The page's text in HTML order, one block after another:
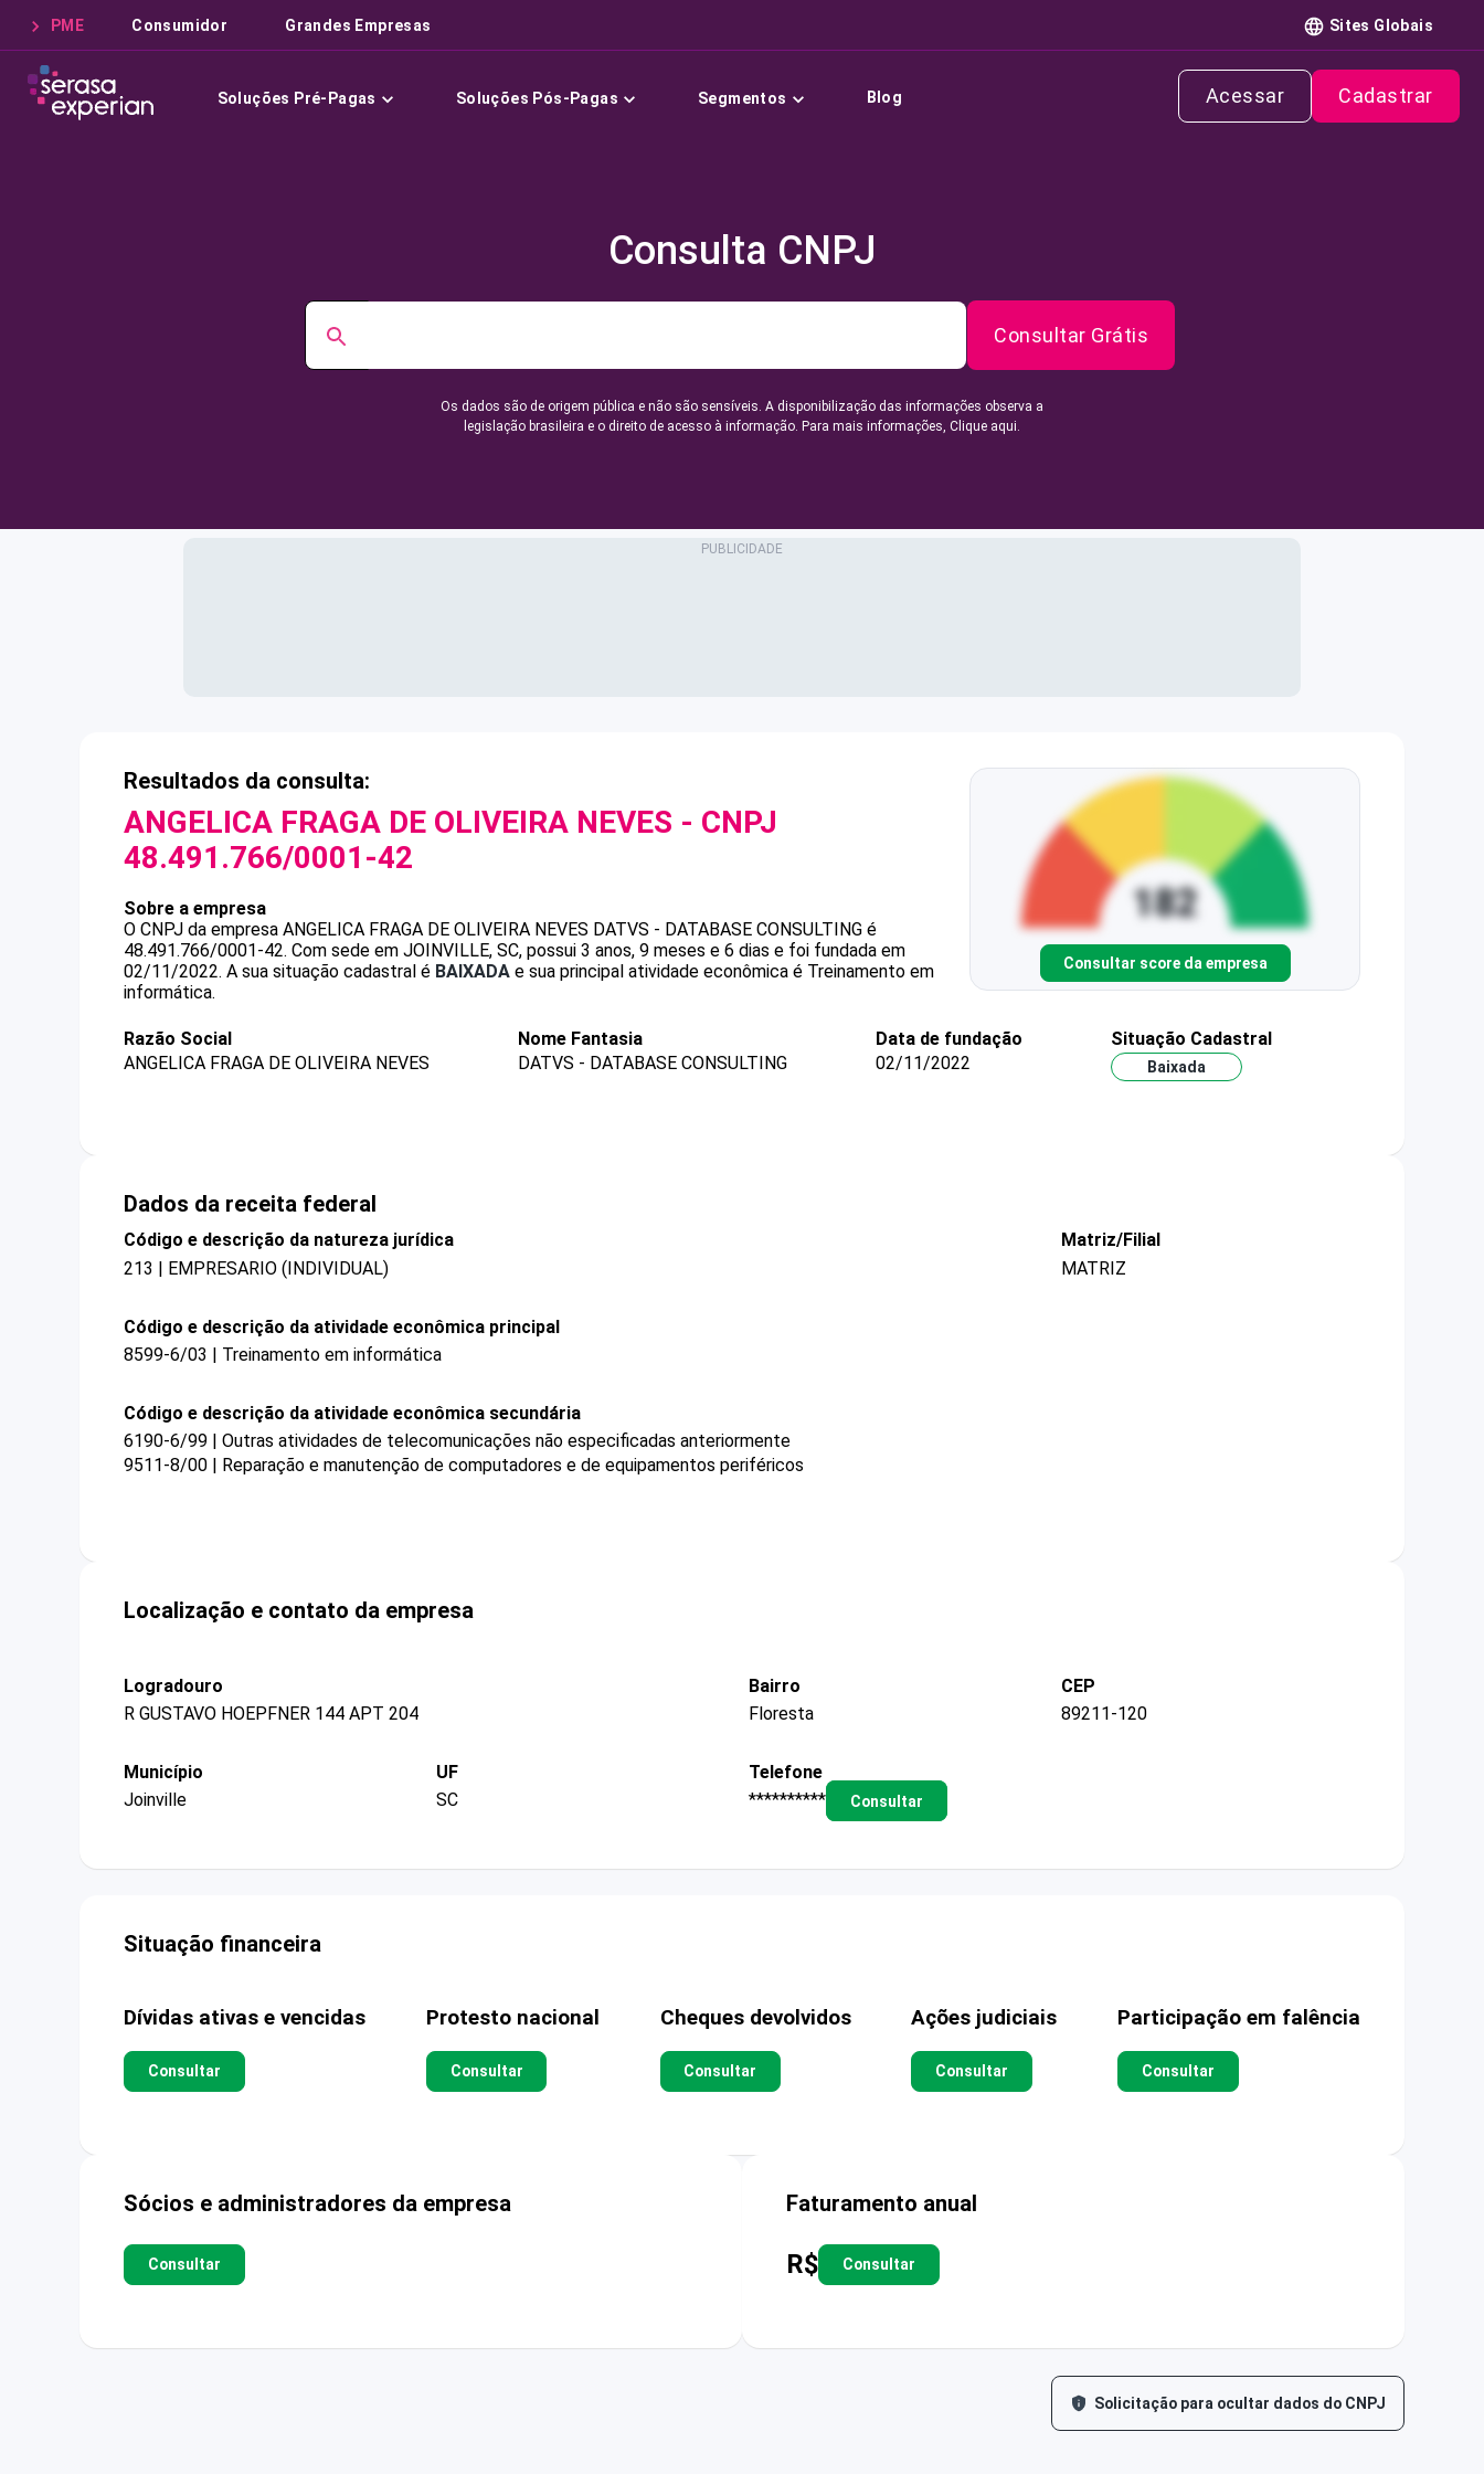
PME Consumidor Grandes Empresas Sites Globais
Soluções Pré-Pagas Soluções Pós-Pagas Segmentos Blog Acessar Cadastrar
Consulta CNPJ
Consultar Grátis
Os dados são de origem pública e não são sensíveis. A disponibilização das informações observa a
legislação brasileira e o direito de acesso à informação. Para mais informações, Clique aqui.
Resultados da consulta:
ANGELICA FRAGA DE OLIVEIRA NEVES - CNPJ
48.491.766/0001-42
Sobre a empresa
O CNPJ da empresa ANGELICA FRAGA DE OLIVEIRA NEVES DATVS - DATABASE CONSULTING é
48.491.766/0001-42. Com sede em JOINVILLE, SC, possui 3 anos, 9 meses e 6 dias e foi fundada em
02/11/2022. A sua situação cadastral é BAIXADA e sua principal atividade econômica é Treinamento em
informática.
Consultar score da empresa
Razão Social
ANGELICA FRAGA DE OLIVEIRA NEVES
Nome Fantasia
DATVS - DATABASE CONSULTING
Data de fundação
02/11/2022
Situação Cadastral
Baixada
Dados da receita federal
Código e descrição da natureza jurídica
213 | EMPRESARIO (INDIVIDUAL)
Matriz/Filial
MATRIZ
Código e descrição da atividade econômica principal
8599-6/03 | Treinamento em informática
Código e descrição da atividade econômica secundária
6190-6/99 | Outras atividades de telecomunicações não especificadas anteriormente
9511-8/00 | Reparação e manutenção de computadores e de equipamentos periféricos
Localização e contato da empresa
Logradouro
R GUSTAVO HOEPFNER 144 APT 204
Bairro
Floresta
CEP
89211-120
Município
Joinville
UF
SC
Telefone
**********
Consultar
Situação financeira
Dívidas ativas e vencidas
Consultar
Protesto nacional
Consultar
Cheques devolvidos
Consultar
Ações judiciais
Consultar
Participação em falência
Consultar
Sócios e administradores da empresa
Consultar
Faturamento anual
R$ Consultar
Solicitação para ocultar dados do CNPJ